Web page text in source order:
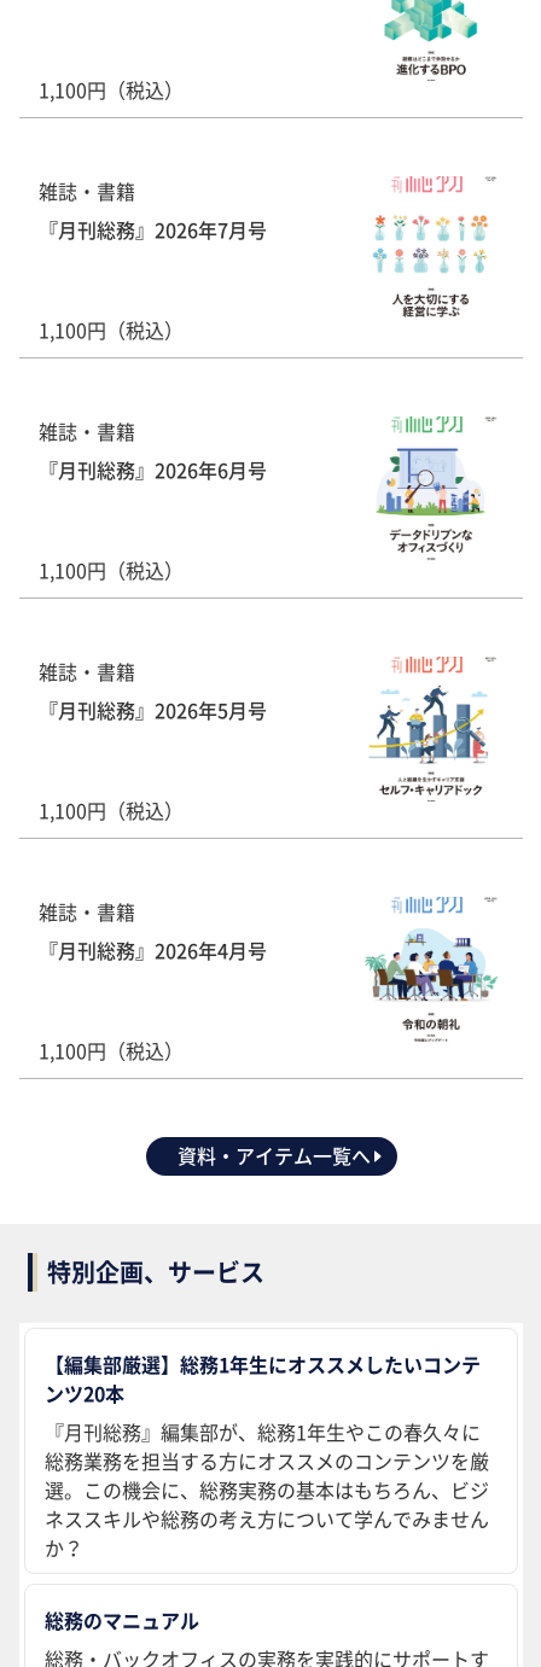
1,100円（税込）
雑誌・書籍
『月刊総務』2026年7月号
1,100円（税込）
雑誌・書籍
『月刊総務』2026年6月号
1,100円（税込）
雑誌・書籍
『月刊総務』2026年5月号
1,100円（税込）
雑誌・書籍
『月刊総務』2026年4月号
1,100円（税込）
資料・アイテム一覧へ
特別企画、サービス
【編集部厳選】総務1年生にオススメしたいコンテ
ンツ20本
『月刊総務』編集部が、総務1年生やこの春久々に
総務業務を担当する方にオススメのコンテンツを厳
選。この機会に、総務実務の基本はもちろん、ビジ
ネススキルや総務の考え方について学んでみません
か？
総務のマニュアル
総務・バックオフィスの実務を実践的にサポートす